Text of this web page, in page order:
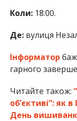
Коли:18:00.
Де:вулиця
Інформатор
гарного
Читайте також:
об’єктиві”: як
День